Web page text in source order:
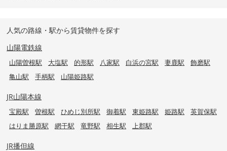
人気の路線・駅から賃貸物件を探す
山陽電鉄線
山陽曽根駅 大塩駅 的形駅 八家駅 白浜の宮駅 妻鹿駅
飾磨駅
亀山駅
手柄駅 山陽姫路駅
JR山陽本線
宝殿駅 曽根駅 ひめじ別所駅 御着駅 東姫路駅 姫路駅
英賀保駅
はりま勝原駅
網干駅 竜野駅 相生駅 上郡駅
JR播但線